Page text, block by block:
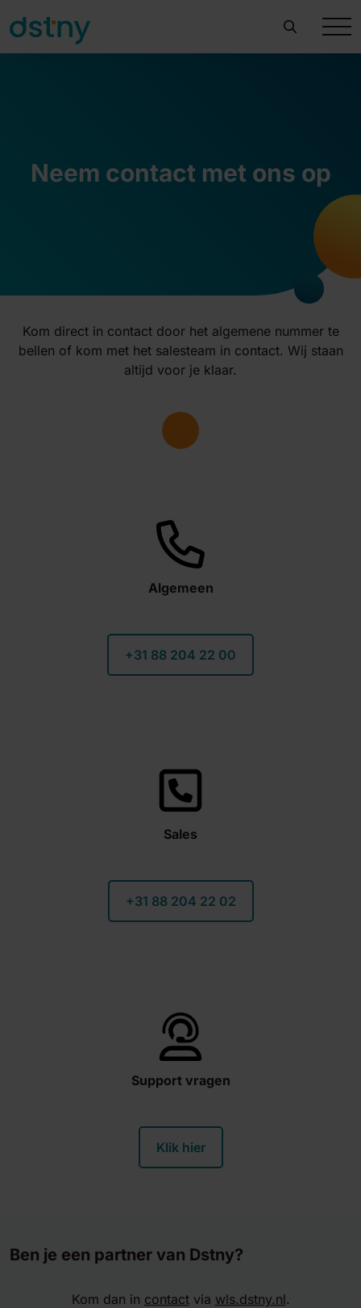
Neem contact met ons op
Kom direct in contact door het algemene nummer te
bellen of kom met het salesteam in contact. Wij staan
altijd voor je klaar.
Algemeen
+31 88 204 22 00
Sales
+31 88 204 22 02
Support vragen
Klik hier
Ben je een partner van Dstny?
Kom dan in contactvia wls.dstny.nl.